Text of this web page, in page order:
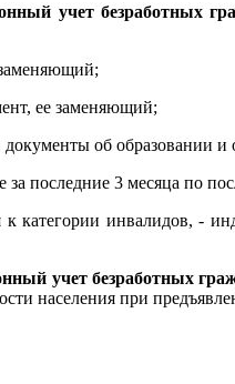
учет безработных
ее заменяющий;
об образовании
за последние 3 месяца по
категории инвалидов, -
учет безработных
населения при